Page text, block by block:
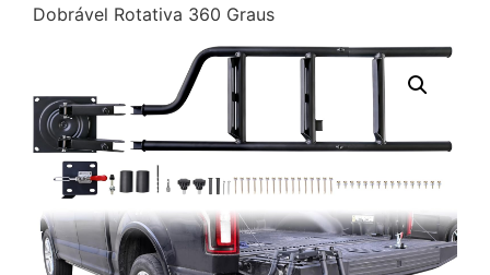
Dobrável Rotativa 360 Graus